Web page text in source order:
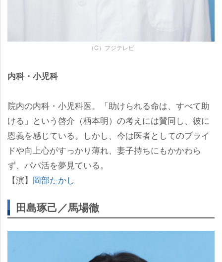
（C）フジテレビ
内科・小児科
院内の内科・小児科医。「助けられる命は、すべて助
ける」という啓介（柄本明）の考えには賛同し、彼に
恩義を感じている。しかし、今は医者としてのプライ
ドや向上心がすっかり薄れ、妻子持ちにもかかわら
ず、パパ活を夢見ている。
【演】 岡部たかし
田島琢己／馬場徹